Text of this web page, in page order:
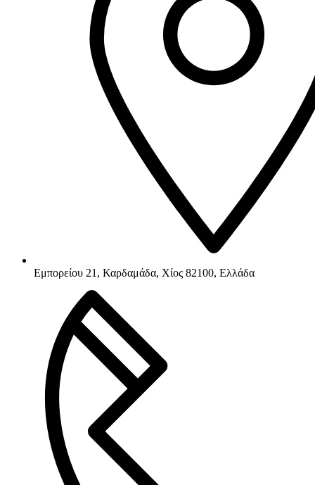
Εμπορείου 21, Καρδαμάδα, Χίος 82100, Ελλάδα